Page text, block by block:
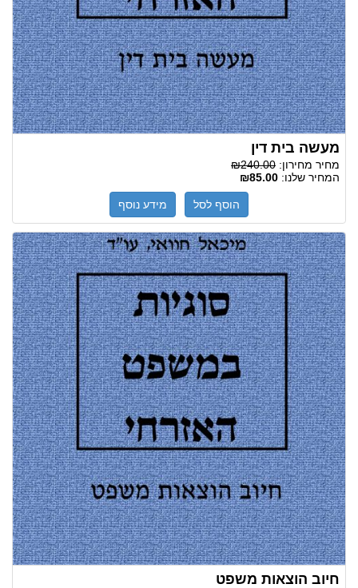
מעשה בית דין
מחיר מחירון: ₪240.00
המחיר שלנו: ₪85.00
הוסף לסל מידע נוסף
חיוב הוצאות משפט